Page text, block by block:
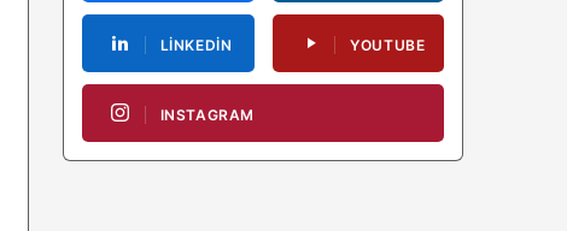
LINKEDIN YOUTUBE
INSTAGRAM